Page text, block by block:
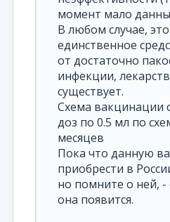
момент мало
В любом случае,
единственное
от достаточно
инфекции,
существует.
Схема вакцинации
доз по 0.5 мл по
месяцев
Пока что данную
приобрести в
но помните о ней, -
она появится.